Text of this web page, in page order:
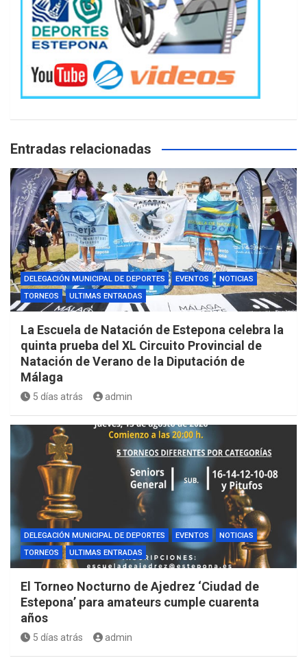
Entradas relacionadas
DELEGACIÓN MUNICIPAL DE DEPORTES EVENTOS
NOTICIAS
TORNEOS
ULTIMAS ENTRADAS
La Escuela de Natación de Estepona celebra la
quinta prueba del XL Circuito Provincial de
Natación de Verano de la Diputación de
Málaga
5 días atrás admin
DELEGACIÓN MUNICIPAL DE DEPORTES EVENTOS
NOTICIAS
TORNEOS
ULTIMAS ENTRADAS
El Torneo Nocturno de Ajedrez ‘Ciudad de
Estepona’ para amateurs cumple cuarenta
años
5 días atrás admin